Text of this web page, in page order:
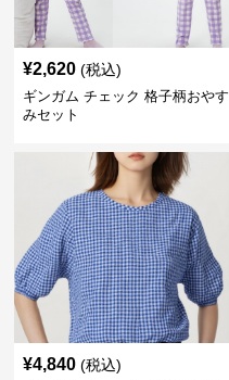
¥2,620 (税込)
ギンガム チェック 格子柄おやす
みセット
¥4,840 (税込)